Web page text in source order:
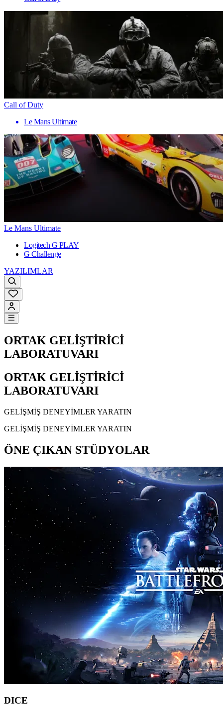
Call of Duty
Le Mans Ultimate
Le Mans Ultimate
Logitech G PLAY
G Challenge
YAZILIMLAR
ORTAK GELİŞTİRİCİ
LABORATUVARI
ORTAK GELİŞTİRİCİ
LABORATUVARI
GELİŞMİŞ DENEYİMLER YARATIN
GELİŞMİŞ DENEYİMLER YARATIN
ÖNE ÇIKAN STÜDYOLAR
DICE